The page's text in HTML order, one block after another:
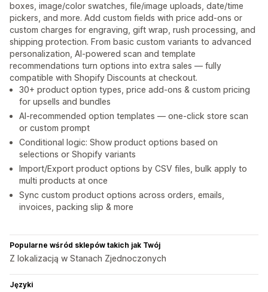
boxes, image/color swatches, file/image uploads, date/time
pickers, and more. Add custom fields with price add-ons or
custom charges for engraving, gift wrap, rush processing, and
shipping protection. From basic custom variants to advanced
personalization, AI-powered scan and template
recommendations turn options into extra sales — fully
compatible with Shopify Discounts at checkout.
30+ product option types, price add-ons & custom pricing
for upsells and bundles
AI-recommended option templates — one-click store scan
or custom prompt
Conditional logic: Show product options based on
selections or Shopify variants
Import/Export product options by CSV files, bulk apply to
multi products at once
Sync custom product options across orders, emails,
invoices, packing slip & more
Popularne wśród sklepów takich jak Twój
Z lokalizacją w Stanach Zjednoczonych
Języki